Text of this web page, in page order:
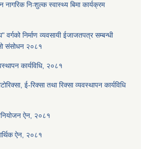
नागरिक निःशुल्क स्वास्थ्य बिमा कार्यक्रम
वर्गको निर्माण व्यवसायी ईजाजतपत्र सम्बन्धी
संसोधन २०८१
कार्यविधि, २०८१
ई-रिक्सा तथा रिक्सा व्यवस्थापन कार्यविधि
ऐन, २०८१
ऐन, २०८१